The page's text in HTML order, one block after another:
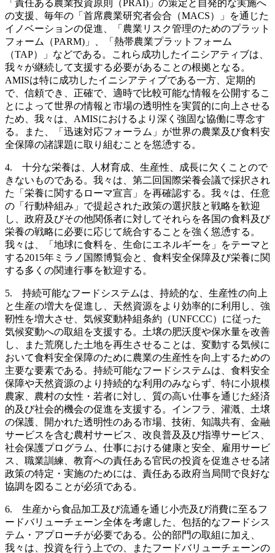
「責任ある農業投資原則（PRAI)」の策定と自発的な実施へ
の支援、毎年の「首席農業研究者会合（MACS）」を通じた
イノベーションの促進、「農業リスク管理のためのプラット
フォーム（PARM)」、「熱帯農業プラットフォーム
（TAP）」などである。これら成功したイニシアティブは、
我々が継続して支援する必要があることの根拠となる。
AMISは特に成功したイニシアティブである一方、定期的
で、信頼でき、正確で、適時で比較可能な情報を公開するこ
とによって世界の情報と市場の透明性を実質的に向上させる
ため、我々は、AMISにおけるより深く強固な協働に専念す
る。また、「迅速対応フォーラム」が世界の農業及び食料安
全保障の諸課題に取り組むことを慫慂する。
4. 十分な栄養は、人材育成、生産性、成長に欠くことので
きないものである。我々は、第二回国際栄養会議で採択され
た「栄養に関するローマ宣言」を再確認する。我々は、任意
の「行動枠組み」で提起された政策の選択肢と戦略を歓迎
し、政府及びその他関係者に対してそれらを各国の食料及び
栄養の戦略に必要に応じて統合することを強く慫慂する。
我々は、「地球に食料を、生命にエネルギーを」をテーマと
する2015年ミラノ国際博覧会と、食料安全保障及び栄養に関
する多くの関連行事を歓迎する。
5. 持続可能なフードシステムは、持続的な、生産性の向上
と生産の増大を促進し、天然資源をより効率的に利用し、強
靭性を増大させ、気候変動枠組条約（UNFCCC）に従った
気候変動への取組を支援する。土壌の肥沃度や保水量を改善
し、また荒廃した土地を再生させることは、変動する気候に
おいて食料安全保障のために農業の生産性を向上するための
主要な要素である。持続可能なフードシステムは、食料安全
保障や天然資源のより持続的な利用のみならず、特に小規模
農家、農村の女性・若者に対し、質の高い仕事を通じた経済
的及び社会的機会の促進を支援する。インフラ、灌漑、土壌
の保護、開かれた透明性のある市場、技術、知識共有、金融
サービスを含む農村サービス、改良普及及び指導サービス、
社会保護プログラム、仕事における健康と安全、雇用サービ
ス、職業訓練、教育への責任ある官民の投資を促進させる諸
政策の特定・実施のためには、責任ある政府当局間で良好な
協調を図ることが必須である。
6. 生産から食品加工及び流通を通じ小売及び消費に至るフ
ードバリューチェーン全体を考慮した、包括的なフードシス
テム・アプローチが必要である。公的部門の取組に加え、
我々は、投資を行う上での、またフードバリューチェーンの